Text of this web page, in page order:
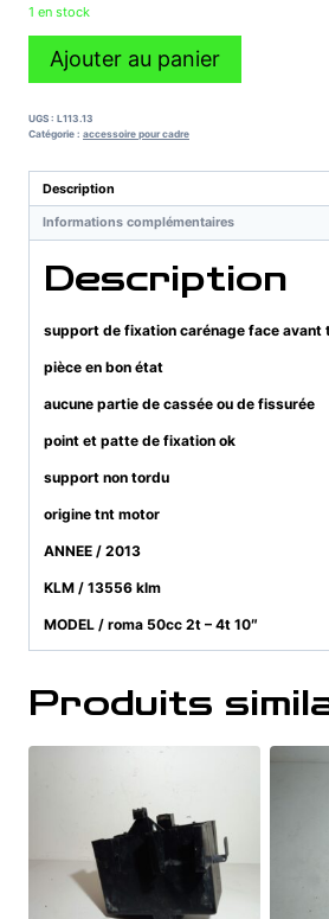
1 en stock
quantité
de
fixation
face
avant
tnt
roma
Ajouter au panier
UGS : L113.13
Catégorie : accessoire pour cadre
Description
Informations complémentaires
Description
support de fixation carénage face avant
pièce en bon état
aucune partie de cassée ou de fissurée
point et patte de fixation ok
support non tordu
origine tnt motor
ANNEE / 2013
KLM / 13556 klm
MODEL / roma 50cc 2t – 4t 10″
Produits